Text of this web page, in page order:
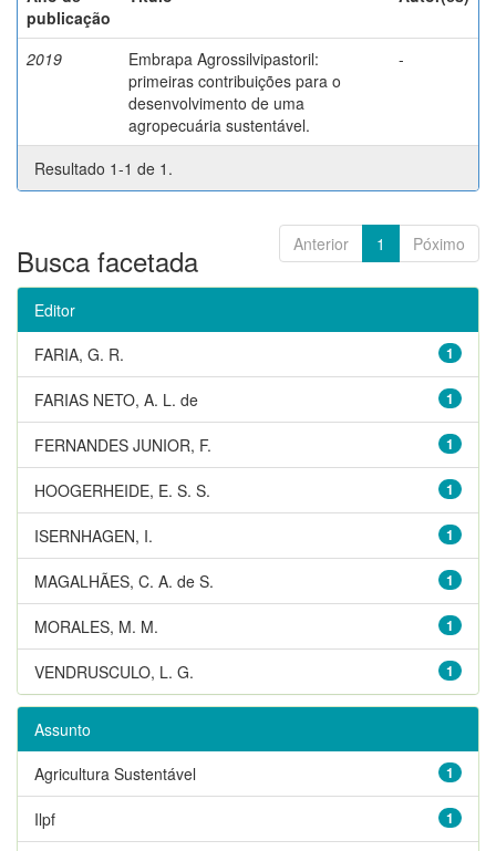
publicação
2019
Embrapa Agrossilvipastoril:
primeiras contribuições para o
desenvolvimento de uma
agropecuária sustentável.
-
Resultado 1-1 de 1.
Anterior 1 Póximo
Busca facetada
Editor
1
FARIA, G. R.
1
FARIAS NETO, A. L. de
1
FERNANDES JUNIOR, F.
1
HOOGERHEIDE, E. S. S.
1
ISERNHAGEN, I.
1
MAGALHÃES, C. A. de S.
1
MORALES, M. M.
1
VENDRUSCULO, L. G.
Assunto
1
Agricultura Sustentável
1
Ilpf